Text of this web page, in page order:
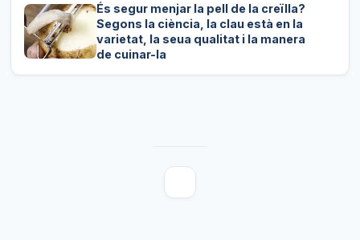
És segur menjar la pell de la creïlla?
Segons la ciència, la clau està en la
varietat, la seua qualitat i la manera
de cuinar-la